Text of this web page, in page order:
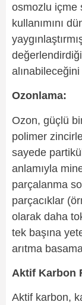
osmozlu içme
kullanımını
Ozonlama:
Ozon, güçlü
polimer
sayede
anlamıyla
parçalanma
parçacıklar
olarak daha
tek başına
arıtma
Aktif Karbon
Aktif karbon,